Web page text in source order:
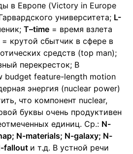
в Европе (Victory in Europe
университета; L-
T–time = время взлета
= крутой сбытчик в сфере в
средств (top man);
перекресток; B
budget feature-length motion
энергия (nuclear power)
что компонент nuclear,
буквы очень продуктивен
единиц. Ср.: N-
N-materials; N-galaxy; N-
fallout и т.д. В устной речи